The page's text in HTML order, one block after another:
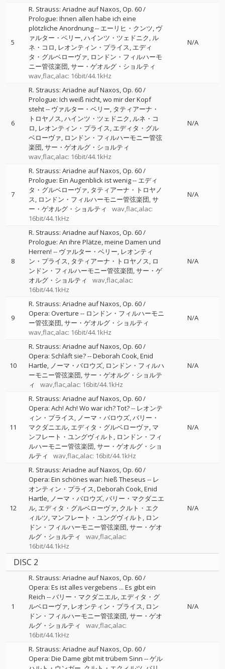
5
R. Strauss: Ariadne auf Naxos, Op. 60 /
Prologue: Ihnen allen habe ich eine
plötzliche Anordnung-- エーリヒ・クンツ ヴ
ァルター・ベリー ハインツ・ツェドニク ル
ネ・コロ レオンティン・プライス エディ
タ・グルベローヴァ ロンドン・フィルハーモ
ニー管弦楽団 サー・ゲオルグ・ショルティ
wav,flac,alac: 16bit/44.1kHz
N/A
6
R. Strauss: Ariadne auf Naxos, Op. 60 /
Prologue: Ich weiß nicht, wo mir der Kopf
steht-- ヴァルター・ベリー タティアーナ・
トロヤノス ハインツ・ツェドニク ルネ・コ
ロ レオンティン・プライス エディタ・グル
ベローヴァ ロンドン・フィルハーモニー管弦
楽団 サー・ゲオルグ・ショルティ
wav,flac,alac: 16bit/44.1kHz
N/A
7
R. Strauss: Ariadne auf Naxos, Op. 60 /
Prologue: Ein Augenblick ist wenig-- エディ
タ・グルベローヴァ タティアーナ・トロヤノ
ス ロンドン・フィルハーモニー管弦楽団 サ
ー・ゲオルグ・ショルティ
wav,flac,alac:
16bit/44.1kHz
N/A
8
R. Strauss: Ariadne auf Naxos, Op. 60 /
Prologue: An ihre Plätze, meine Damen und
Herren! -- ヴァルター・ベリー レオンティ
ン・プライス タティアーナ・トロヤノス ロ
ンドン・フィルハーモニー管弦楽団 サー・ゲ
オルグ・ショルティ
wav,flac,alac:
16bit/44.1kHz
N/A
9
R. Strauss: Ariadne auf Naxos, Op. 60 /
Opera: Overture -- ロンドン・フィルハーモニ
ー管弦楽団 サー・ゲオルグ・ショルティ
wav,flac,alac: 16bit/44.1kHz
N/A
10
R. Strauss: Ariadne auf Naxos, Op. 60 /
Opera: Schläft sie?--Deborah Cook Enid
Hartle ノーマ・バロウズ ロンドン・フィルハ
ーモニー管弦楽団 サー・ゲオルグ・ショルテ
ィ
wav,flac,alac: 16bit/44.1kHz
N/A
11
R. Strauss: Ariadne auf Naxos, Op. 60 /
Opera: Ach! Ach! Wo war ich? Tot?-- レオンテ
ィン・プライス ノーマ・バロウズ バリー・
マクダニエル エディタ・グルベローヴァ マ
ンフレート・ユングヴィルト
ロンドン・フィ
ルハーモニー管弦楽団 サー・ゲオルグ・ショ
ルティ
wav,flac,alac: 16bit/44.1kHz
N/A
12
R. Strauss: Ariadne auf Naxos, Op. 60 /
Opera: Ein schönes war: hieß Theseus -- レ
オンティン・プライス Deborah Cook Enid
Hartle ノーマ・バロウズ バリー・マクダニエ
ル エディタ・グルベローヴァ クルト・エク
ィルツ マンフレート・ユングヴィルト
ロン
ドン・フィルハーモニー管弦楽団 サー・ゲオ
ルグ・ショルティ
wav,flac,alac:
16bit/44.1kHz
N/A
DISC 2
1
R. Strauss: Ariadne auf Naxos, Op. 60 /
Opera: Es ist alles vergebens ... Es gibt ein
Reich --バリー・マクダニエル エディタ・グ
ルベローヴァ レオンティン・プライス ロン
ドン・フィルハーモニー管弦楽団 サー・ゲオ
ルグ・ショルティ
wav,flac,alac:
16bit/44.1kHz
N/A
R. Strauss: Ariadne auf Naxos, Op. 60 /
Opera: Die Dame gibt mit trübem Sinn --ゲル